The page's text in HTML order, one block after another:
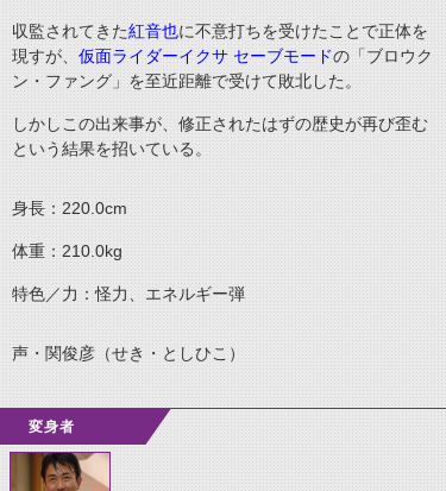
収監されてきた紅音也に不意打ちを受けたことで正体を
現すが、 仮面ライダーイクサ セーブモードの 「ブロウク
ン・ファング」を至近距離で受けて敗北した。
しかしこの出来事が、修正されたはずの歴史が再び歪む
という結果を招いている。
身長： 220.0cm
体重： 210.0kg
特色／力：怪力、エネルギー弾
声・関俊彦（せき・としひこ）
変身者